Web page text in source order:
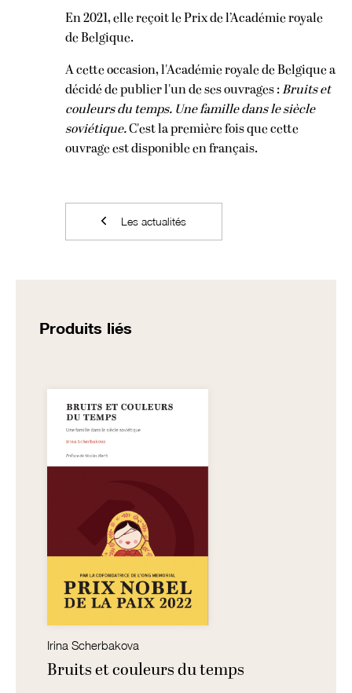
En 2021, elle reçoit le Prix de l’Académie royale
de Belgique.
A cette occasion, l'Académie royale de Belgique a
décidé de publier l'un de ses ouvrages :Bruits et
couleurs du temps. Une famille dans le siècle
soviétique.C'est la première fois que cette
ouvrage est disponible en français.
Les actualités
Produits liés
Irina Scherbakova
Bruits et couleurs du temps